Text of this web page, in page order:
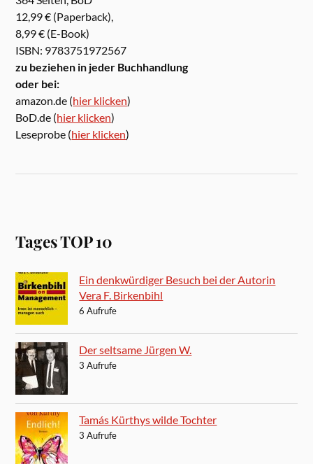
12,99 € (Paperback),
8,99 € (E-Book)
ISBN: 9783751972567
zu beziehen in jeder Buchhandlung
oder bei:
amazon.de (hier klicken)
BoD.de (hier klicken)
Leseprobe (hier klicken)
Tages TOP 10
Ein denkwürdiger Besuch bei der Autorin
Vera F. Birkenbihl
6 Aufrufe
Der seltsame Jürgen W.
3 Aufrufe
Tamás Kürthys wilde Tochter
3 Aufrufe